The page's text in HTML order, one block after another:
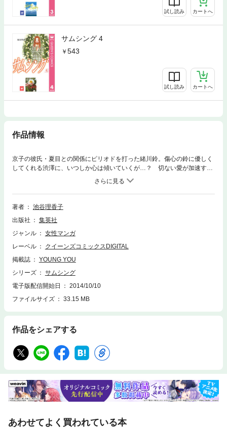
試し読み カートへ
サムシング 4
543
試し読み カートへ
作品情報
京子の彼氏・夏目との関係にピリオドを打った緒川鈴。傷心の鈴に優しく
してくれる渋澤に、いつしか心は傾いていくが…？ 切ない愛が加速す
著者
池谷理香子
出版社
集英社
ジャンル
女性マンガ
レーベル
クイーンズコミックスDIGITAL
掲載誌
YOUNG YOU
シリーズ
サムシング
電子版配信開始日
2014/10/10
ファイルサイズ
33.15 MB
作品をシェアする
あわせてよく買われている本